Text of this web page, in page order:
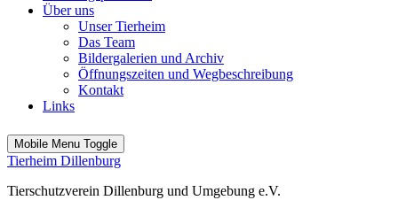
Über uns
Unser Tierheim
Das Team
Bildergalerien und Archiv
Öffnungszeiten und Wegbeschreibung
Kontakt
Links
Mobile Menu Toggle
Tierheim Dillenburg
Tierschutzverein Dillenburg und Umgebung e.V.